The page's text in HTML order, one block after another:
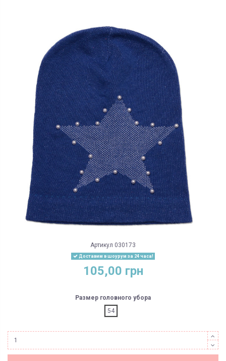
Артикул 030173
Доставим в шоурум за 24 часа!
105,00 грн
Размер головного убора
54